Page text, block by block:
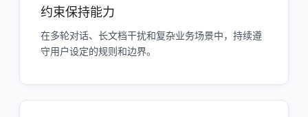
约束保持能力
在多轮对话、长文档干扰和复杂业务场景中，持续遵
守用户设定的规则和边界。